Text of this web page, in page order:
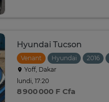
Hyundai Tucson
Venant Hyundai 2016
Yoff, Dakar
lundi, 17:20
8 900 000 F Cfa